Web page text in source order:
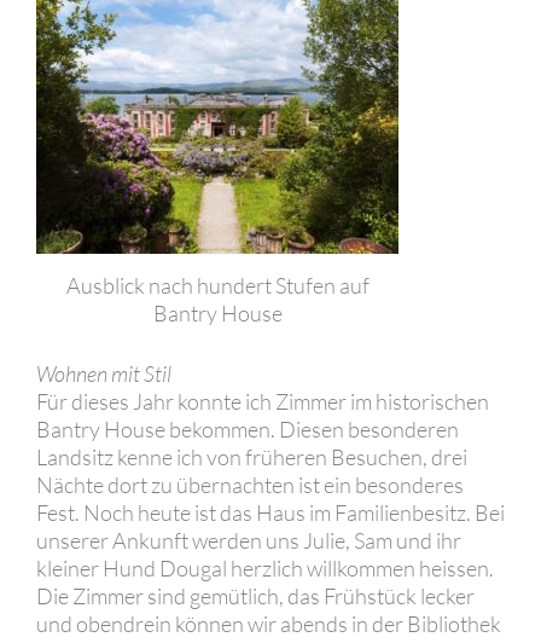
Ausblick nach hundert Stufen auf
Bantry House
Wohnen mit Stil
Für dieses Jahr konnte ich Zimmer im historischen
Bantry House bekommen. Diesen besonderen
Landsitz kenne ich von früheren Besuchen, drei
Nächte dort zu übernachten ist ein besonderes
Fest. Noch heute ist das Haus im Familienbesitz. Bei
unserer Ankunft werden uns Julie, Sam und ihr
kleiner Hund Dougal herzlich willkommen heissen.
Die Zimmer sind gemütlich, das Frühstück lecker
und obendrein können wir abends in der Bibliothek